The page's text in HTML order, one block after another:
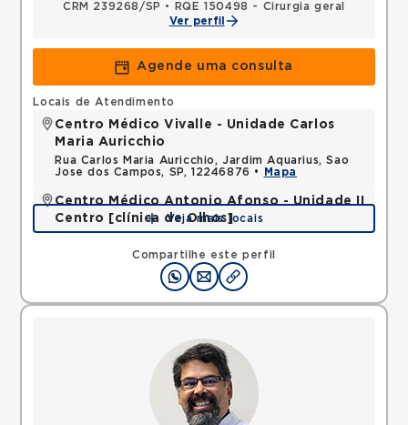
CRM 239268/SP •
RQE 150498 - Cirurgia geral
Ver perfil
Agende uma consulta
Compartilhe este perfil
Locais de Atendimento
Centro Médico Vivalle - Unidade Carlos
Maria Auricchio
Rua Carlos Maria Auricchio, Jardim Aquarius, Sao
Jose dos Campos, SP, 12246876 •
Mapa
Centro Médico Antonio Afonso - Unidade II
Centro [clínica de Olhos]
Rua Quinze de Novembro, Centro, Jacarei, SP,
Mapa
Veja mais locais